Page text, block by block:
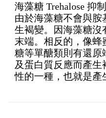
海藻糖 Trehalose 抑
由於海藻糖不會與胺
生褐變。因海藻糖沒
末端。相反的，像蜂
糖等單醣類則有還原
及蛋白質反應而產
性的一種，也就是產